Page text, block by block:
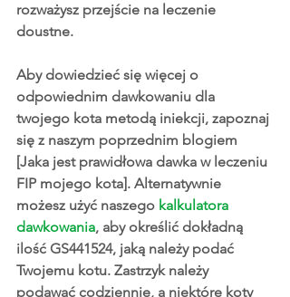
rozważysz przejście na leczenie
doustne.
Aby dowiedzieć się więcej o
odpowiednim dawkowaniu dla
twojego kota metodą iniekcji, zapoznaj
się z naszym poprzednim blogiem
[Jaka jest prawidłowa dawka w leczeniu
FIP mojego kota]. Alternatywnie
możesz użyć naszego kalkulatora
dawkowania, aby określić dokładną
ilość GS441524, jaką należy podać
Twojemu kotu. Zastrzyk należy
podawać codziennie, a niektóre koty